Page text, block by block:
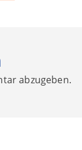
abzugeben.